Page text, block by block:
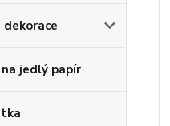
dekorace
jedlý papír